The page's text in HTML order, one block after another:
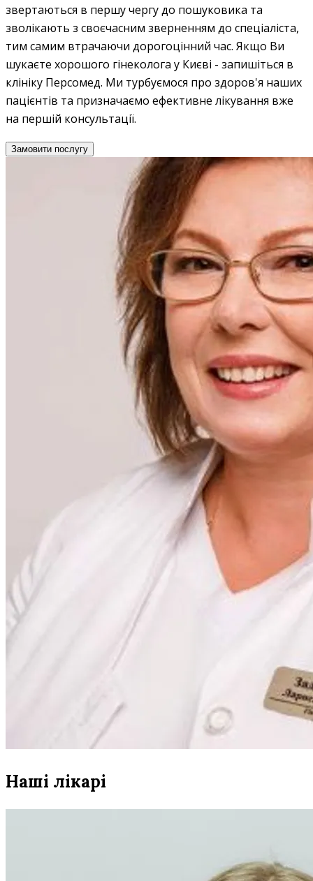
звертаються в першу чергу до пошуковика та
зволікають з своєчасним зверненням до спеціаліста,
тим самим втрачаючи дорогоцінний час. Якщо Ви
шукаєте хорошого гінеколога у Києві - запишіться в
клініку Персомед. Ми турбуємося про здоров'я наших
пацієнтів та призначаємо ефективне лікування вже
на першій консультації.
Замовити послугу
Наші лікарі